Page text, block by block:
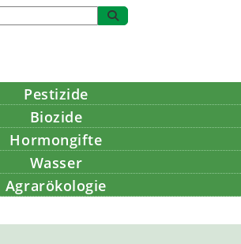
Pestizide
Biozide
Hormongifte
Wasser
Agrarökologie